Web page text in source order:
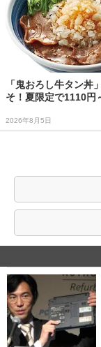
「鬼おろし牛タン丼
そ！夏限定で1110円
2026年8月5日